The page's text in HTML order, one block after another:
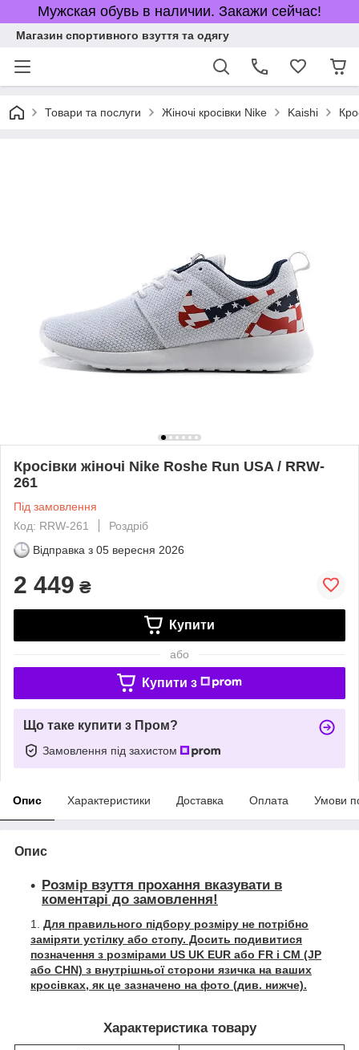
Мужская обувь в наличии. Закажи сейчас!
Магазин спортивного взуття та одягу
Товари та послуги Жіночі кросівки Nike Kaishi
Кросівки жіночі Nike Roshe Run USA / RRW-
261
Під замовлення
Код: RRW-261
Роздріб
Відправка з 05 вересня 2026
2 449 ₴
Купити
або
Купити з
Що таке купити з Пром?
Замовлення під захистом
Опис Характеристики Доставка Оплата Умови
Опис
Розмір взуття прохання вказувати в
коментарі до замовлення!
Для правильного підбору розміру не потрібно
заміряти устілку або стопу. Досить подивитися
позначення з розмірами US UK EUR або FR і СМ (JP
або CHN) з внутрішньої сторони язичка на ваших
кросівках, як це зазначено на фото (див. нижче).
Характеристика товару